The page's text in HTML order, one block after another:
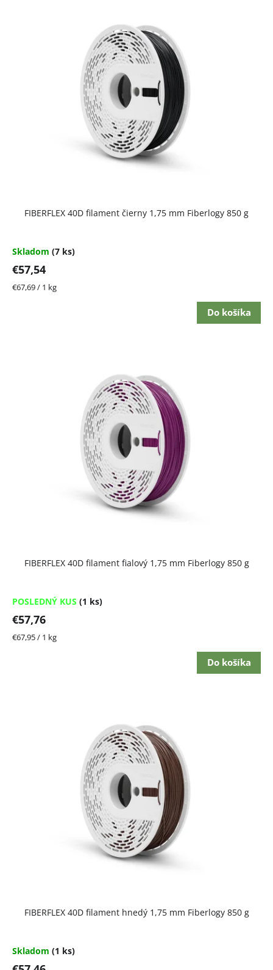
FIBERFLEX 40D filament čierny 1,75 mm Fiberlogy 850 g
Skladom (7 ks)
€57,54
Jednotková
€67,69 / 1 kg
Do košíka
FIBERFLEX 40D filament fialový 1,75 mm Fiberlogy 850 g
POSLEDNÝ KUS (1 ks)
€57,76
Jednotková
€67,95 / 1 kg
Do košíka
FIBERFLEX 40D filament hnedý 1,75 mm Fiberlogy 850 g
Skladom (1 ks)